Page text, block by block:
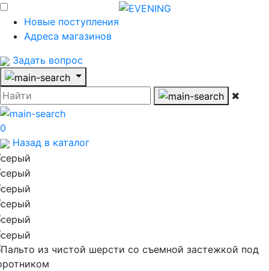
Новые поступления
Адреса магазинов
Задать вопрос
0
Назад в каталог